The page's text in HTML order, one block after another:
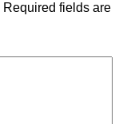
Required fields are